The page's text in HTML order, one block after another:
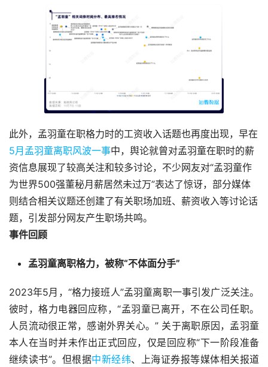
此外，孟羽童在职格力时的工资收入话题也再度出现，早在
5月孟羽童离职风波一事中，舆论就曾对孟羽童在职时的薪
资信息展现了较高关注和较多讨论，不少网友对“孟羽童作
为世界500强董秘月薪居然未过万”表达了惊讶，部分媒体
则结合相关议题还创建了有关职场加班、薪资收入等讨论话
题，引发部分网友产生职场共鸣。
事件回顾
孟羽童离职格力，被称“不体面分手”
2023年5月，“格力接班人”孟羽童离职一事引发广泛关注。
彼时，格力电器回应称，“孟羽童已离开，不在公司任职。
人员流动很正常，感谢外界关心。” 关于离职原因，孟羽童
本人在当时并未作出正式回应，仅是回应称“下一阶段准备
继续读书”。但根据中新经纬、上海证券报等媒体相关报道